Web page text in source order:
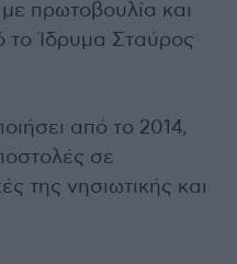
πρωτοβουλία και
το Ίδρυμα Σταύρος
από το 2014,
σε
της νησιωτικής και